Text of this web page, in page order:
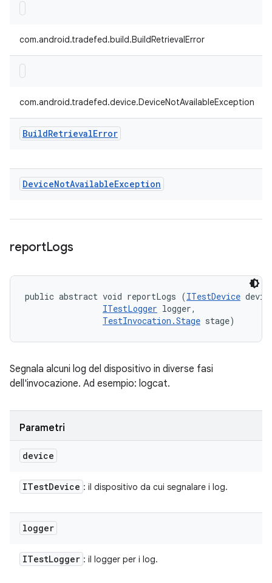
com.android.tradefed.build.BuildRetrievalError
com.android.tradefed.device.DeviceNotAvailableException
BuildRetrievalError
DeviceNotAvailableException
reportLogs
public abstract void reportLogs (ITestDevice
ITestLogger logger,
TestInvocation.Stage stage)
Segnala alcuni log del dispositivo in diverse fasi
dell'invocazione. Ad esempio: logcat.
Parametri
device
ITestDevice : il dispositivo da cui segnalare i log.
logger
ITestLogger : il logger per i log.